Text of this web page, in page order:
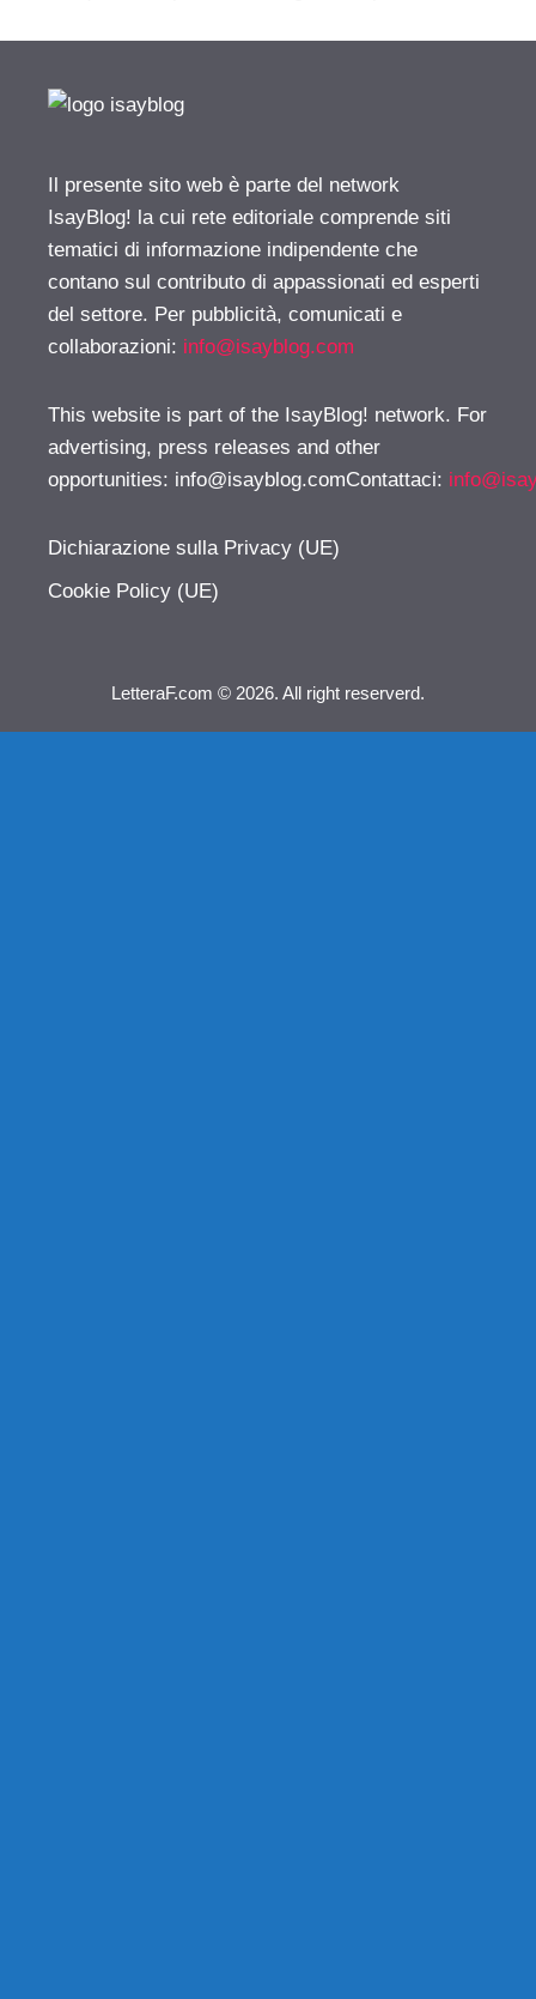
Il presente sito web è parte del network
IsayBlog! la cui rete editoriale comprende siti
tematici di informazione indipendente che
contano sul contributo di appassionati ed esperti
del settore. Per pubblicità, comunicati e
collaborazioni: info@isayblog.com
This website is part of the IsayBlog! network. For
advertising, press releases and other
opportunities: info@isayblog.comContattaci:
Dichiarazione sulla Privacy (UE)
Cookie Policy (UE)
LetteraF.com © 2026. All right reserverd.